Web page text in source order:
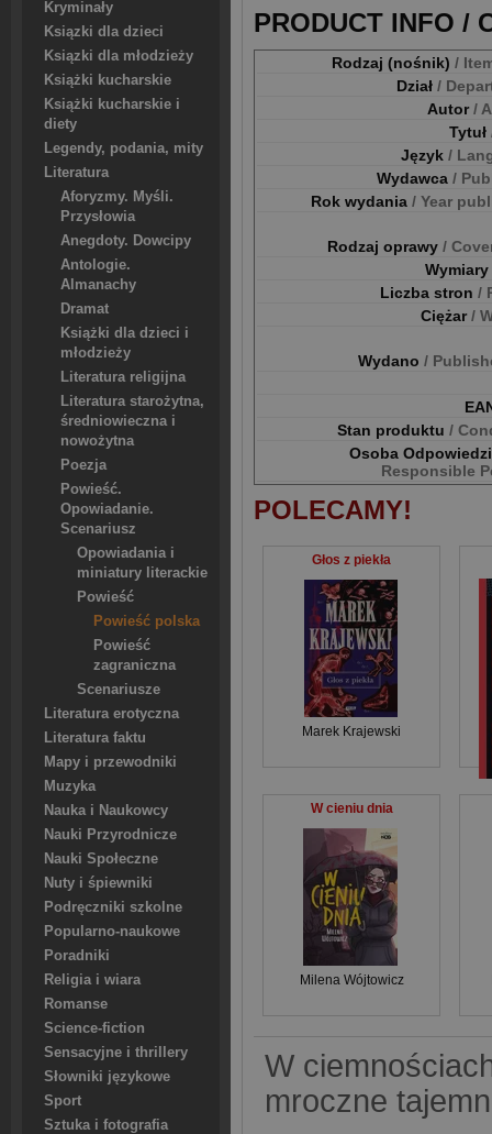
Kryminały
Ksiązki dla dzieci
Ksiązki dla młodzieży
Książki kucharskie
Książki kucharskie i
diety
Legendy, podania, mity
Literatura
Aforyzmy. Myśli.
Przysłowia
Anegdoty. Dowcipy
Antologie.
Almanachy
Dramat
Książki dla dzieci i
młodzieży
Literatura religijna
Literatura starożytna,
średniowieczna i
nowożytna
Poezja
Powieść.
Opowiadanie.
Scenariusz
Opowiadania i
miniatury literackie
Powieść
Powieść polska
Powieść
zagraniczna
Scenariusze
Literatura erotyczna
Literatura faktu
Mapy i przewodniki
Muzyka
Nauka i Naukowcy
Nauki Przyrodnicze
Nauki Społeczne
Nuty i śpiewniki
Podręczniki szkolne
Popularno-naukowe
Poradniki
Religia i wiara
Romanse
Science-fiction
Sensacyjne i thrillery
Słowniki językowe
Sport
Sztuka i fotografia
PRODUCT INFO /
Rodzaj (nośnik) /
Dział /
Autor/
Tytuł
Język /
Wydawca /
Rok wydania / Year
Rodzaj oprawy /
Wymiary
Liczba stron /
Ciężar/
Wydano /
Stan produktu /
Osoba
Responsible
POLECAMY!
Głos z piekła
Marek Krajewski
W cieniu dnia
Milena Wójtowicz
W
mroczne